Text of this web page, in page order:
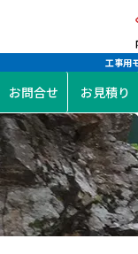
工事用
お問合せ お見積り